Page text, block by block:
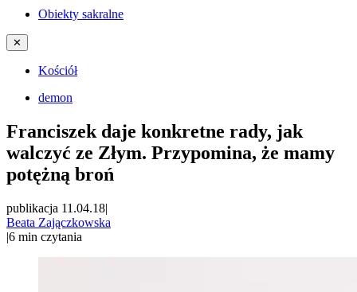
Obiekty sakralne
✕
Kościół
demon
Franciszek daje konkretne rady, jak
walczyć ze Złym. Przypomina, że mamy
potężną broń
publikacja 11.04.18|
Beata Zajączkowska
|6 min czytania